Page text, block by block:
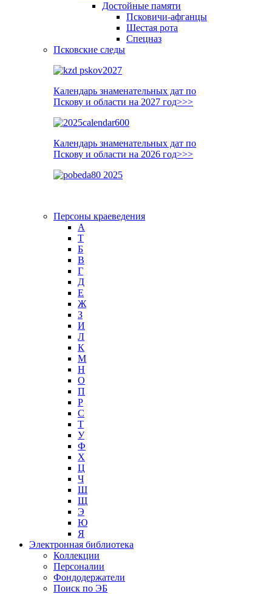
Достойные памяти
Псковичи-афганцы
Шестая рота
Спецназ
Псковские следы
Календарь знаменательных дат по
Пскову и области на 2027 год>>>
Календарь знаменательных дат по
Пскову и области на 2026 год>>>
Персоны краеведения
А
T
Б
В
Г
Д
Е
Ж
З
И
Л
К
М
Н
О
П
Р
С
Т
У
Ф
Х
Ц
Ч
Ш
Щ
Э
Ю
Я
Электронная библиотека
Коллекции
Персоналии
Фондодержатели
Поиск по ЭБ